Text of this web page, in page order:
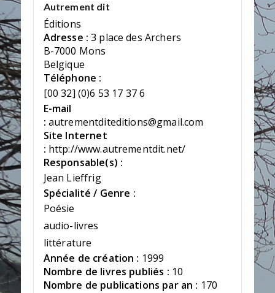
Autrement dit
Éditions
Adresse : 3 place des Archers
B-7000 Mons
Belgique
Téléphone :
[00 32] (0)6 53 17 37 6
E-mail
: autrementditeditions@gmail.com
Site Internet
: http://www.autrementdit.net/
Responsable(s) :
Jean Lieffrig
Spécialité / Genre :
Poésie
audio-livres
littérature
Année de création : 1999
Nombre de livres publiés : 10
Nombre de publications par an : 170